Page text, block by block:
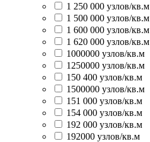
1 250 000 узлов/кв.м
1 500 000 узлов/кв.м
1 600 000 узлов/кв.м
1 620 000 узлов/кв.м
1000000 узлов/кв.м
1250000 узлов/кв.м
150 400 узлов/кв.м
1500000 узлов/кв.м
151 000 узлов/кв.м
154 000 узлов/кв.м
192 000 узлов/кв.м
192000 узлов/кв.м